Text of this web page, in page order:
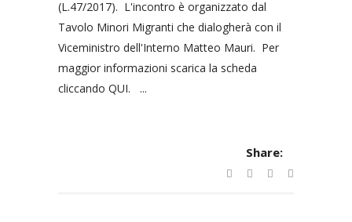
(L.47/2017). L'incontro è organizzato dal
Tavolo Minori Migranti che dialogherà con il
Viceministro dell'Interno Matteo Mauri. Per
maggior informazioni scarica la scheda
cliccando QUI. ...
Share: